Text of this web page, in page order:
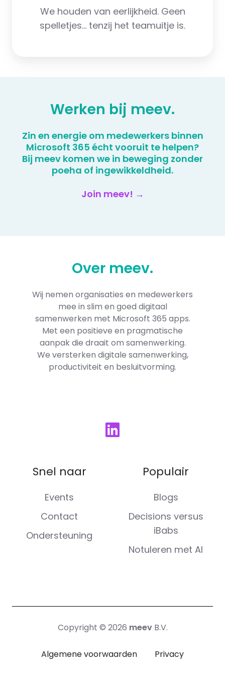
We houden van eerlijkheid. Geen
spelletjes… tenzij het teamuitje is.
Werken bij meev.
Zin en energie om medewerkers binnen
Microsoft 365 écht vooruit te helpen?
Bij meev komen we in beweging zonder
poeha of ingewikkeldheid.
Join meev! →
Over meev.
Wij nemen organisaties en medewerkers
mee in slim en goed digitaal
samenwerken met Microsoft 365​ apps.
Met een positieve en pragmatische
aanpak die draait om samenwerking.
We versterken digitale samenwerking,
productiviteit en besluitvorming.
Snel naar
Events
Contact
Ondersteuning
Populair
Blogs
Decisions versus
iBabs
Notuleren met AI
Copyright © 2026 meev B.V.
Algemene voorwaarden Privacy